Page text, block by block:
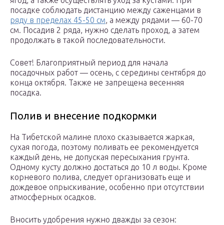
посадке соблюдать дистанцию между саженцами в
ряду в пределах 45-50 см, а между рядами — 60-70
см. Посадив 2 ряда, нужно сделать проход, а затем
продолжать в такой последовательности.
Совет! Благоприятный период для начала
посадочных работ — осень, с середины сентября до
конца октября. Также не запрещена весенняя
посадка.
Полив и внесение подкормки
На Тибетской малине плохо сказывается жаркая,
сухая погода, поэтому поливать ее рекомендуется
каждый день, не допуская пересыхания грунта.
Одному кусту должно достаться до 10 л воды. Кроме
корневого полива, следует организовать еще и
дождевое опрыскивание, особенно при отсутствии
атмосферных осадков.
Вносить удобрения нужно дважды за сезон: